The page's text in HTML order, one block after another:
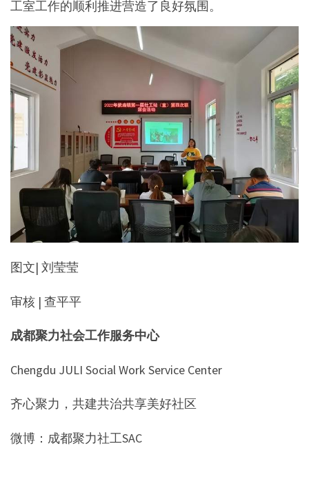
工室工作的顺利推进营造了良好氛围。
图文| 刘莹莹
审核 | 查平平
成都聚力社会工作服务中心
Chengdu JULI Social Work Service Center
齐心聚力，共建共治共享美好社区
微博：成都聚力社工SAC